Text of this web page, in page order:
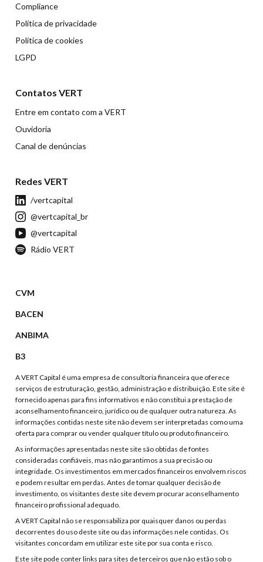
Compliance
Política de privacidade
Política de cookies
LGPD
Contatos VERT
Entre em contato com a VERT
Ouvidoria
Canal de denúncias
Redes VERT
/vertcapital
@vertcapital_br
@vertcapital
Rádio VERT
CVM
BACEN
ANBIMA
B3
A VERT Capital é uma empresa de consultoria financeira que oferece
serviços de estruturação, gestão, administração e distribuição. Este site é
fornecido apenas para fins informativos e não constitui a prestação de
aconselhamento financeiro, jurídico ou de qualquer outra natureza. As
informações contidas neste site não devem ser interpretadas como uma
oferta para comprar ou vender qualquer título ou produto financeiro.
As informações apresentadas neste site são obtidas de fontes
consideradas confiáveis, mas não garantimos a sua precisão ou
integridade. Os investimentos em mercados financeiros envolvem riscos
e podem resultar em perdas. Antes de tomar qualquer decisão de
investimento, os visitantes deste site devem procurar aconselhamento
financeiro profissional adequado.
A VERT Capital não se responsabiliza por quaisquer danos ou perdas
decorrentes do uso deste site ou das informações nele contidas. Os
visitantes concordam em utilizar este site por sua conta e risco.
Este site pode conter links para sites de terceiros que não estão sob o